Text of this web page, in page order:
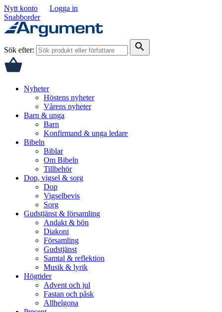
Nytt konto
Logga in
Snabborder
Sök efter: search
Nyheter
Höstens nyheter
Vårens nyheter
Barn & unga
Barn
Konfirmand & unga ledare
Bibeln
Biblar
Om Bibeln
Tillbehör
Dop, vigsel & sorg
Dop
Vigselbevis
Sorg
Gudstjänst & församling
Andakt & bön
Diakoni
Församling
Gudstjänst
Samtal & reflektion
Musik & lyrik
Högtider
Advent och jul
Fastan och påsk
Allhelgona